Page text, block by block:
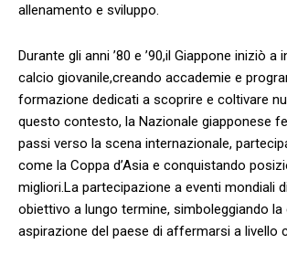
allenamento e sviluppo.
Durante gli anni ’80 e ’90,il ‍Giappone iniziò a
calcio giovanile,creando accademie e
formazione dedicati a scoprire e coltivare
questo contesto, la Nazionale giapponese
⁢passi verso la scena internazionale,
come la Coppa⁢ d’Asia e conquistando
migliori.La partecipazione a eventi mondiali⁣
obiettivo ⁤a ‍lungo termine, simboleggiando​ la
aspirazione del ⁤paese ⁣di affermarsi a livello